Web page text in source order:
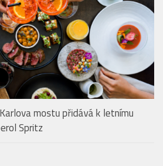
mostu přidává k letnímu
Spritz